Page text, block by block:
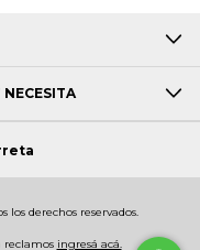
los derechos reservados.
reclamos ingresá acá.